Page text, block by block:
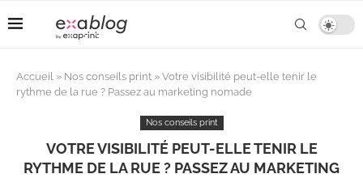
Accueil » Nos conseils print » Votre visibilité peut-elle tenir le
rythme de la rue ? Passez au marketing nomade
Nos conseils print
VOTRE VISIBILITÉ PEUT-ELLE TENIR LE
RYTHME DE LA RUE ? PASSEZ AU MARKETING